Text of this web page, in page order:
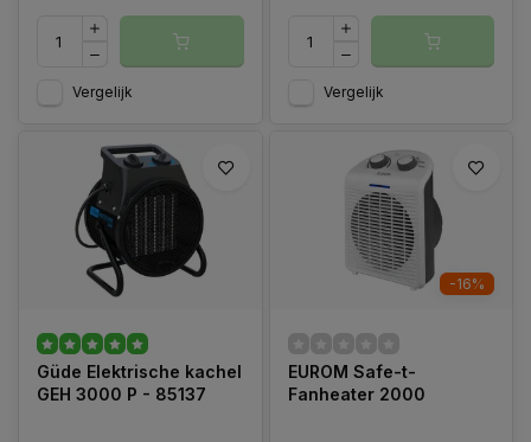
Vergelijk Vergelijk
Güde Elektrische kachel
GEH 3000 P - 85137
-16%
EUROM Safe-t-
Fanheater 2000